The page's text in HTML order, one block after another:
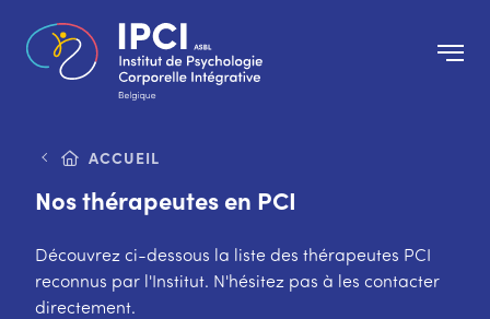
Nos thérapeutes en PCI
Découvrez ci-dessous la liste des thérapeutes PCI
reconnus par l'Institut. N'hésitez pas à les contacter
directement.
ACCUEIL